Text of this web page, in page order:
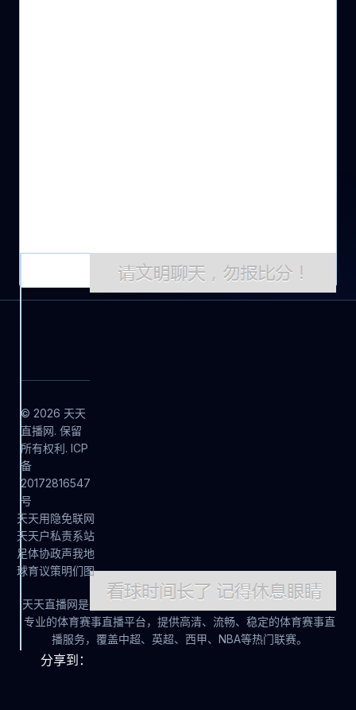
分享到：
© 2026 天天
直播网. 保留
所有权利. ICP
备
20172816547
号
天
天
足
球
天
天
体
育
用
户
协
议
隐
私
政
策
免
责
声
明
联
系
我
们
网
站
地
图
天天直播网是
专业的体育赛事直播平台，提供高清、流畅、稳定的体育赛事直
播服务，覆盖中超、英超、西甲、NBA等热门联赛。